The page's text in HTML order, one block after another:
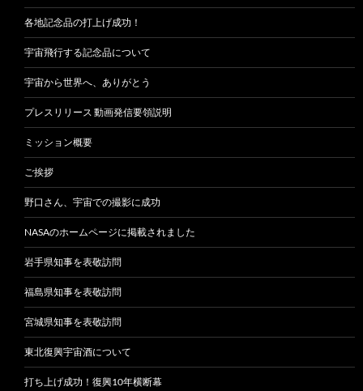
各地記念品の打上げ成功！
宇宙飛行する記念品について
宇宙から世界へ、ありがとう
プレスリリース 動画発信要領説明
ミッション概要
ご挨拶
野口さん、宇宙での撮影に成功
NASAのホームページに掲載されました
岩手県知事を表敬訪問
福島県知事を表敬訪問
宮城県知事を表敬訪問
東北復興宇宙酒について
打ち上げ成功！復興10年横断幕